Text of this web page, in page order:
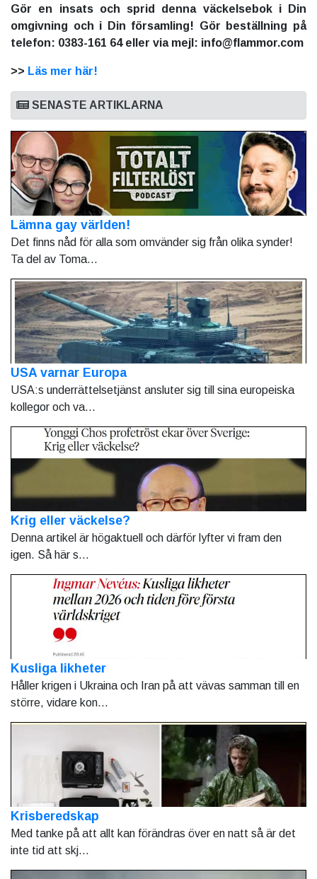
Gör en insats och sprid denna väckelsebok i Din
omgivning och i Din församling! Gör beställning på
telefon: 0383-161 64 eller via mejl: info@flammor.com
>> Läs mer här!
SENASTE ARTIKLARNA
Lämna gay världen!
Det finns nåd för alla som omvänder sig från olika synder!
Ta del av Toma...
USA varnar Europa
USA:s underrättelsetjänst ansluter sig till sina europeiska
kollegor och va...
Krig eller väckelse?
Denna artikel är högaktuell och därför lyfter vi fram den
igen. Så här s...
Kusliga likheter
Håller krigen i Ukraina och Iran på att vävas samman till en
större, vidare kon...
Krisberedskap
Med tanke på att allt kan förändras över en natt så är det
inte tid att skj...